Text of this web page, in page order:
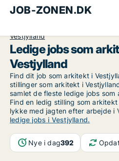
JOB-ZONEN.DK
Vestjylland
Ledige jobs som
Vestjylland
Find dit job som arkitekt i
stillinger som arkitekt i
samlet de fleste ledige jobs
Find en ledig stilling som
lykke med jagten efter arbejde i
ledige jobs i Vestjylland.
Nye i dag392